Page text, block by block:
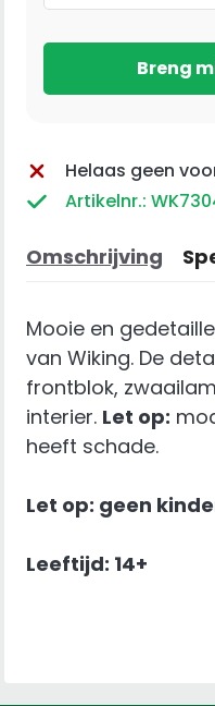
Helaas geen
Artikelnr.:
Omschrijving
Mooie en
van Wiking. De
frontblok,
interier. Let op:
heeft schade.
Let op: geen
Leeftijd: 14+